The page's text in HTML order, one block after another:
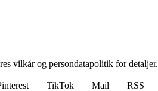
vilkår og persondatapolitik for detaljer.
TikTok Mail
RSS